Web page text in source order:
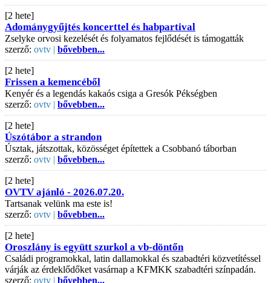
[2 hete]
Adománygyűjtés koncerttel és habpartival
Zselyke orvosi kezelését és folyamatos fejlődését is támogatták
szerző: ovtv | bővebben...
[2 hete]
Frissen a kemencéből
Kenyér és a legendás kakaós csiga a Gresók Pékségben
szerző: ovtv | bővebben...
[2 hete]
Úszótábor a strandon
Úsztak, játszottak, közösséget építettek a Csobbanó táborban
szerző: ovtv | bővebben...
[2 hete]
OVTV ajánló - 2026.07.20.
Tartsanak velünk ma este is!
szerző: ovtv | bővebben...
[2 hete]
Oroszlány is együtt szurkol a vb-döntőn
Családi programokkal, latin dallamokkal és szabadtéri közvetítéssel
várják az érdeklődőket vasárnap a KFMKK szabadtéri színpadán.
szerző: ovtv | bővebben...